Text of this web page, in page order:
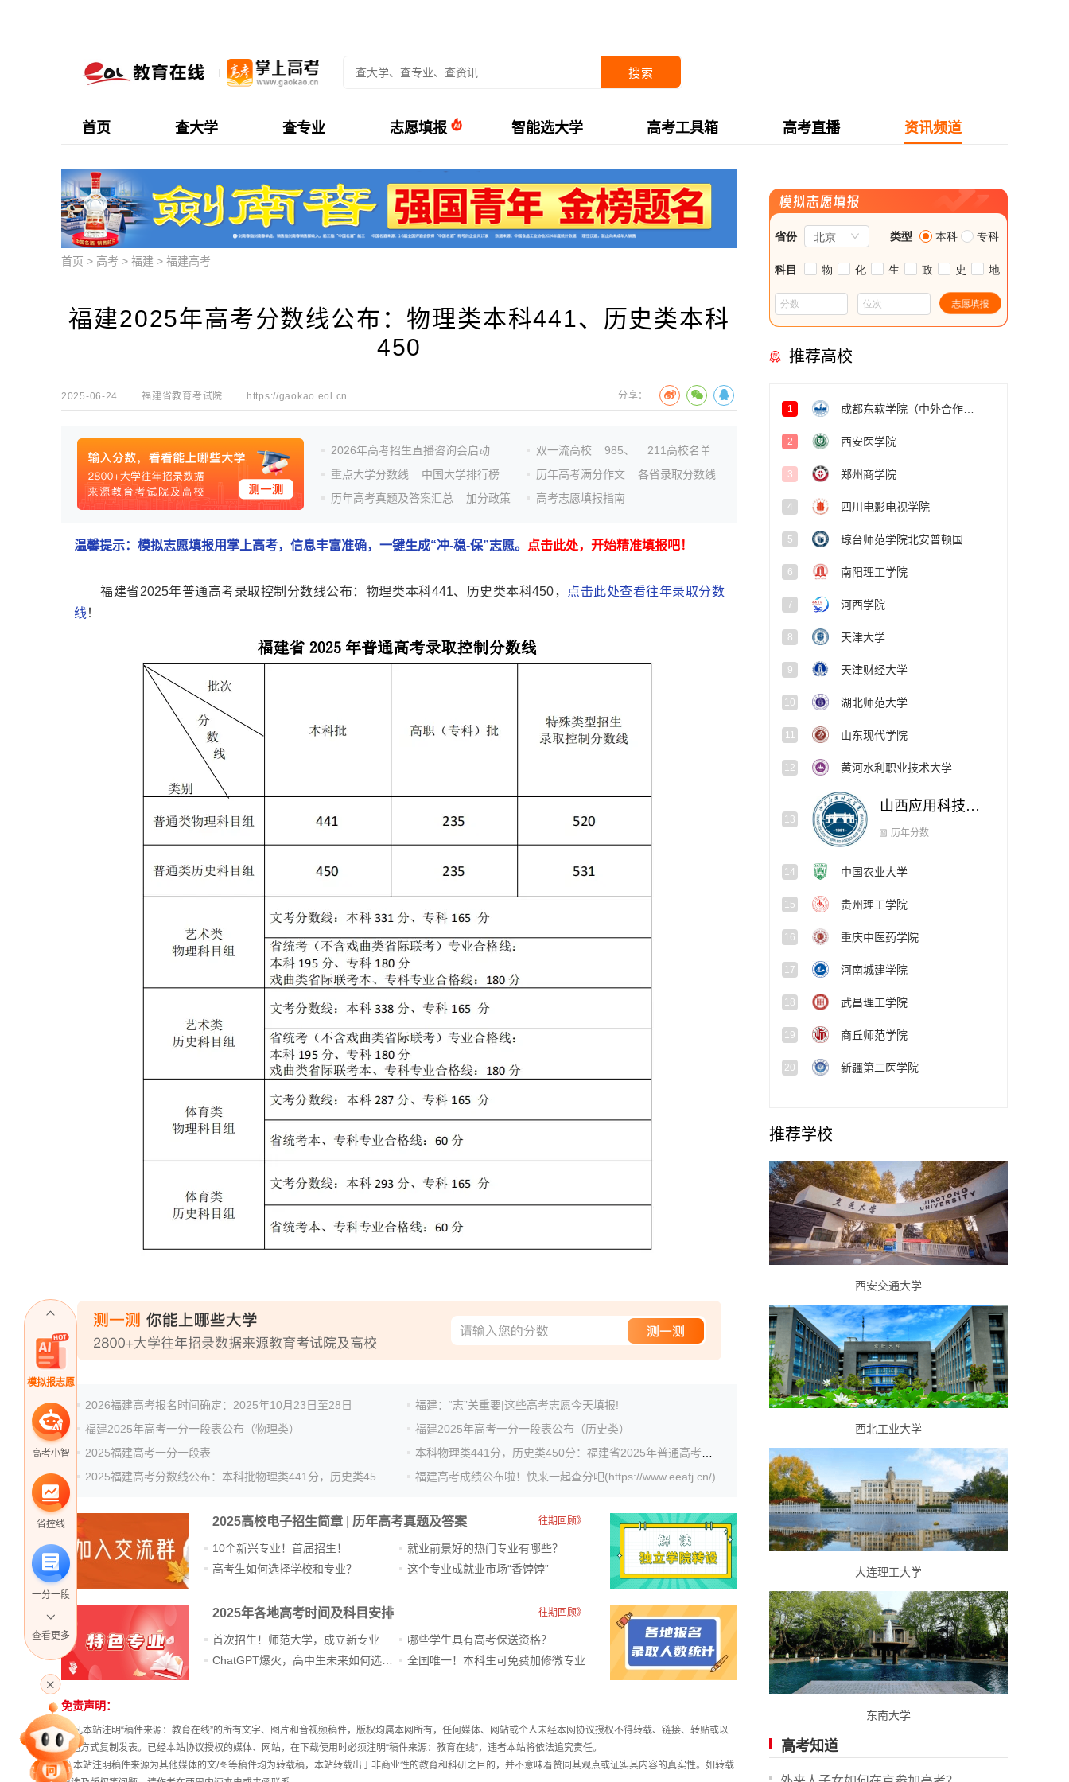
搜索
首页 查大学 查专业 志愿填报 智能选大学 高考工具箱 高考直播 资讯频道
模拟报志愿
高考小智
省控线
一分一段
高考直播
专家指导课
查看更多
首页 > 高考 > 福建 > 福建高考
福建2025年高考分数线公布：物理类本科441、历史类本科
450
2025-06-24 福建省教育考试院 https://gaokao.eol.cn 分享：
2026年高考招生直播咨询会启动
重点大学分数线
中国大学排行榜
历年高考真题及答案汇总
加分政策
双一流高校 985、
211高校名单
历年高考满分作文
各省录取分数线
高考志愿填报指南
温馨提示：模拟志愿填报用掌上高考，信息丰富准确，一键生成“冲-稳-保”志愿。 点击此处，开始精准填报吧！
福建省2025年普通高考录取控制分数线公布：物理类本科441、历史类本科450，
点击此处查看往年录取分数
线 ！
2026福建高考报名时间确定：2025年10月23日至28日
福建：“志”关重要|这些高考志愿今天填报!
福建2025年高考一分一段表公布（物理类）
福建2025年高考一分一段表公布（历史类）
2025福建高考一分一段表
福建高考成绩公布啦！快来一起查分吧(https://www.eeafj.cn/)
2025高校电子招生简章 历年高考真题及答案 往期回顾》
10个新兴专业！首届招生！
高考生如何选择学校和专业？
就业前景好的热门专业有哪些？
这个专业成就业市场“香饽饽”​
2025年各地高考时间及科目安排 往期回顾》
首次招生！师范大学，成立新专业
哪些学生具有高考保送资格？
全国唯一！本科生可免费加修微专业
站
长
统
计
免责声明：
① 凡本站注明“稿件来源：教育在线”的所有文字、图片和音视频稿件，版权均属本网所有，任何媒体、网站或个人未经本网协议授权不得转载、链接、转贴或以
其他方式复制发表。已经本站协议授权的媒体、网站，在下载使用时必须注明“稿件来源：教育在线”，违者本站将依法追究责任。
② 本站注明稿件来源为其他媒体的文/图等稿件均为转载稿，本站转载出于非商业性的教育和科研之目的，并不意味着赞同其观点或证实其内容的真实性。如转载
推荐高校
1
2 西安医学院
3 郑州商学院
4 四川电影电视学院
5
6 南阳理工学院
7 河西学院
8 天津大学
9 天津财经大学
10 湖北师范大学
11 山东现代学院
12 黄河水利职业技术大学
山西应用科技学院
中国农业大学
历年分数
15 贵州理工学院
16 重庆中医药学院
17 河南城建学院
18 武昌理工学院
19 商丘师范学院
20 新疆第二医学院
推荐学校
西安交通大学
西北工业大学
大连理工大学
东南大学
高考知道